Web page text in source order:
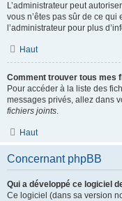
L’administrateur peut
vous n’êtes pas sûr de ce
l’administrateur pour plus
Haut
Comment trouver tous mes
Pour accéder à la liste des
messages privés, allez dans
fichiers joints.
Haut
Concernant phpBB
Qui a développé ce logiciel
Ce logiciel (dans sa version